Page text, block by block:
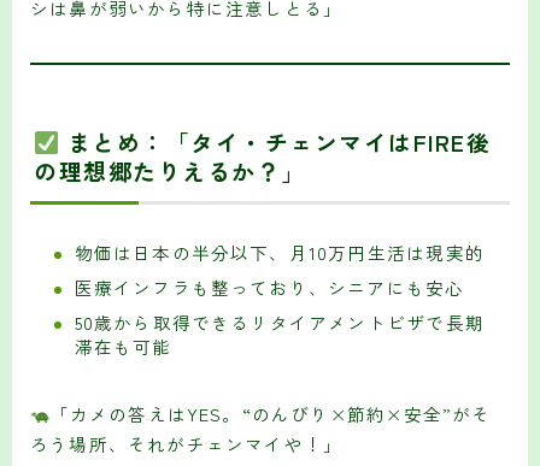
シは鼻が弱いから特に注意しとる」
まとめ：「タイ・チェンマイはFIRE後
の理想郷たりえるか？」
物価は日本の半分以下、月10万円生活は現実的
医療インフラも整っており、シニアにも安心
50歳から取得できるリタイアメントビザで長期
滞在も可能
「カメの答えはYES。“のんびり×節約×安全”がそ
ろう場所、それがチェンマイや！」